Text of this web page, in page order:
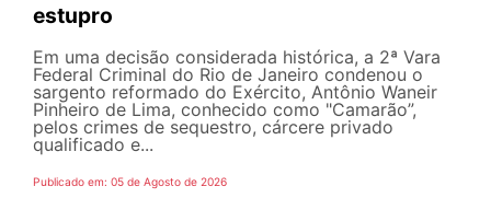
estupro
Em uma decisão considerada histórica, a 2ª Vara
Federal Criminal do Rio de Janeiro condenou o
sargento reformado do Exército, Antônio Waneir
Pinheiro de Lima, conhecido como "Camarão”,
pelos crimes de sequestro, cárcere privado
qualificado e...
Publicado em: 05 de Agosto de 2026